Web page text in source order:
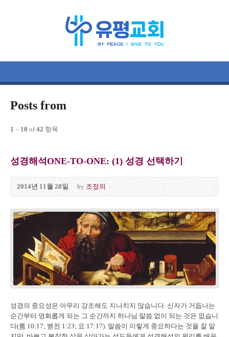
Posts from
1 – 10 of42 항목
성경해석ONE-TO-ONE: (1) 성경 선택하기
2014년 11월 28일 by 조정의
성경의 중요성은 아무리 강조해도 지나치지 않습니다. 신자가 거듭나는
순간부터 영화롭게 되는 그 순간까지 하나님 말씀 없이 되는 것은 없습니
다(롬 10:17; 벧전 1:23; 요 17:17). 말씀이 이렇게 중요하다는 것을 잘 알